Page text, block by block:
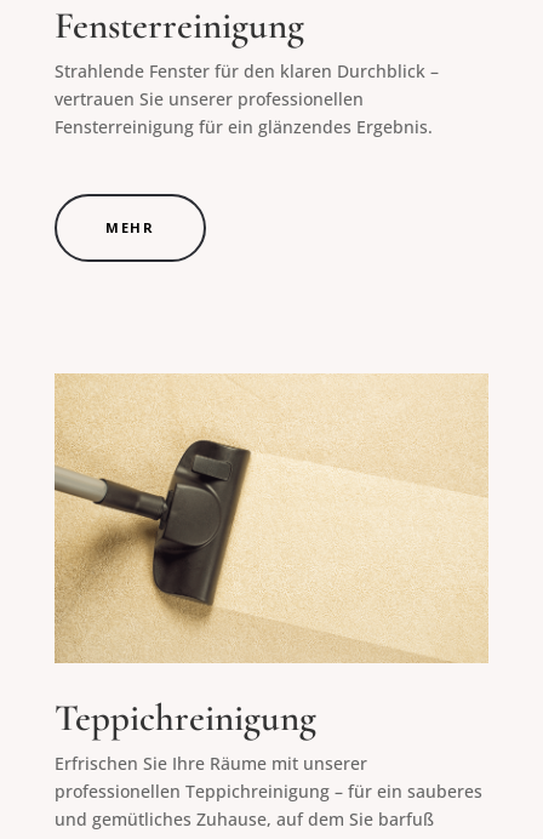
Fensterreinigung
Strahlende Fenster für den klaren Durchblick –
vertrauen Sie unserer professionellen
Fensterreinigung für ein glänzendes Ergebnis.
MEHR
Teppichreinigung
Erfrischen Sie Ihre Räume mit unserer
professionellen Teppichreinigung – für ein sauberes
und gemütliches Zuhause, auf dem Sie barfuß